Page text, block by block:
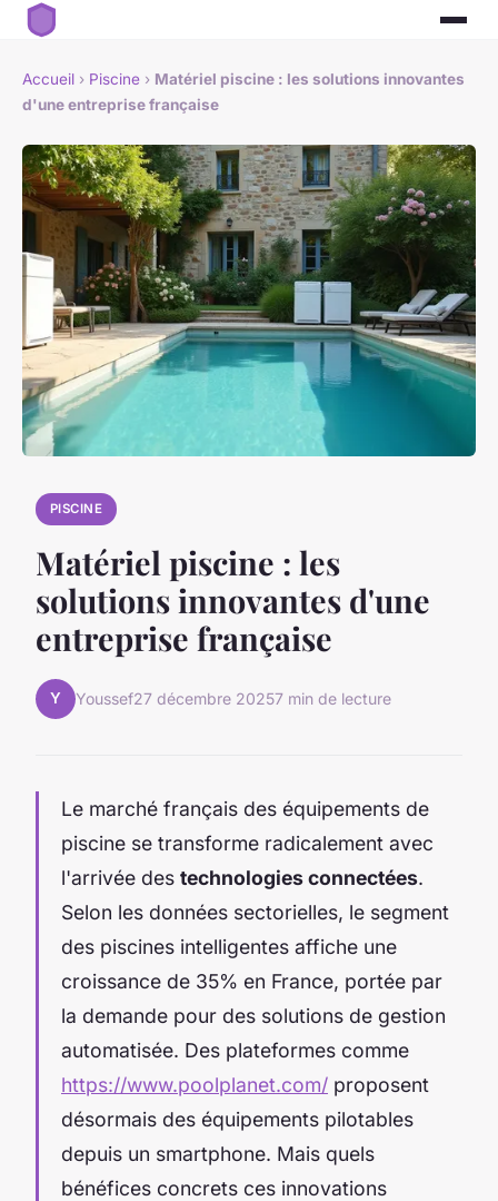
Accueil › Piscine › Matériel piscine : les solutions innovantes
d'une entreprise française
PISCINE
Matériel piscine : les
solutions innovantes d'une
entreprise française
Y Youssef27 décembre 20257 min de lecture
Le marché français des équipements de
piscine se transforme radicalement avec
l'arrivée des technologies connectées.
Selon les données sectorielles, le segment
des piscines intelligentes affiche une
croissance de 35% en France, portée par
la demande pour des solutions de gestion
automatisée. Des plateformes comme
https://www.poolplanet.com/ proposent
désormais des équipements pilotables
depuis un smartphone. Mais quels
bénéfices concrets ces innovations